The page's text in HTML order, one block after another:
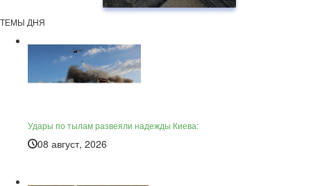
ТЕМЫ ДНЯ
Удары по тылам развеяли надежды Киева:
08 август, 2026